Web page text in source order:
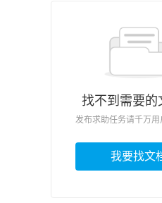
找不到需要的
发布求助任务请千万
我要找文